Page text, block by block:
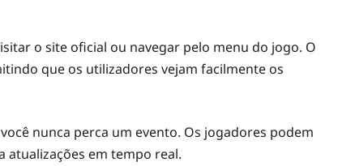
o site oficial ou navegar pelo menu do jogo. O
que os utilizadores vejam facilmente os
nunca perca um evento. Os jogadores podem
em tempo real.